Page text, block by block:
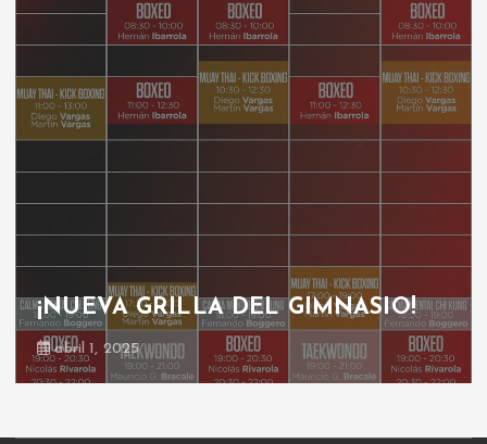
¡NUEVA GRILLA DEL GIMNASIO!
abril 1, 2025